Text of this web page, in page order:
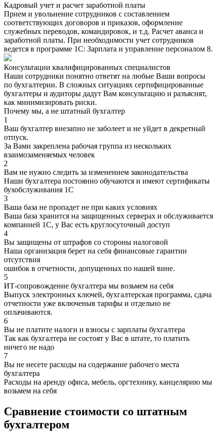
Кадровый учет и расчет заработной платы
Прием и увольнение сотрудников с составлением
соответствующих договоров и приказов, оформление
служебных переводов, командировок, и т.д. Расчет аванса и
заработной платы. При необходимости учет сотрудников
ведется в программе 1С: Зарплата и управление персоналом 8.
Консультации квалифицированных специалистов
Наши сотрудники понятно ответят на любые Ваши вопросы
по бухгалтерии. В сложных ситуациях сертифицированные
бухгалтеры и аудиторы дадут Вам консультацию и разъяснят,
как минимизировать риски.
Почему мы, а не штатный бухгалтер
1
Ваш бухгалтер внезапно не заболеет и не уйдет в декретный
отпуск.
За Вами закреплена рабочая группа из нескольких
взаимозаменяемых человек
2
Вам не нужно следить за изменением законодательства
Наши бухгалтера постоянно обучаются и имеют сертификаты
бухобслуживания 1С
3
Ваша база не пропадет не при каких условиях
Ваша база хранится на защищенных серверах и обслуживается
компанией 1С, у Вас есть круглосуточный доступ
4
Вы защищены от штрафов со стороны налоговой
Наша организация берет на себя финансовые гарантии
отсутствия
ошибок в отчетности, допущенных по нашей вине.
5
ИТ-сопровождение бухгалтера мы возьмем на себя
Выпуск электронных ключей, бухгалтерская программа, сдача
отчетности уже включеныв тарифы и отдельно не
оплачиваются.
6
Вы не платите налоги и взносы с зарплаты бухгалтера
Так как бухгалтера не состоят у Вас в штате, то платить
ничего не надо
7
Вы не несете расходы на содержание рабочего места
бухгалтера
Расходы на аренду офиса, мебель, оргтехнику, канцелярию мы
возьмем на себя
Сравнение стоимости со штатным
бухгалтером